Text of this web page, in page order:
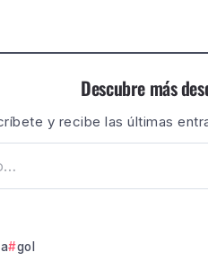
Descubre más
y recibe las últimas
gol